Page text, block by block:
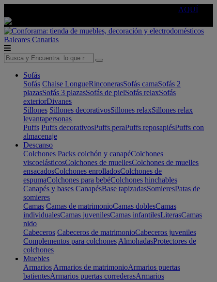
AQUÍ
Baleares Canarias
Sofás
Sofás Chaise LongueRinconerasSofás camaSofás 2
plazasSofás 3 plazasSofás de pielSofás relaxSofás
exteriorDivanes
Sillones Sillones decorativosSillones relaxSillones relax
levantapersonas
Puffs Puffs decorativosPuffs peraPuffs reposapiésPuffs con
almacenaje
Descanso
Colchones Packs colchón y canapéColchones
viscoelásticosColchones de muellesColchones de muelles
ensacadosColchones enrolladosColchones de
espumaColchones para bebéColchones hinchables
Canapés y bases CanapésBase tapizadasSomieresPatas de
somieres
Camas Camas de matrimonioCamas doblesCamas
individualesCamas juvenilesCamas infantilesLiterasCamas
nido
Cabeceros Cabeceros de matrimonioCabeceros juveniles
Complementos para colchones AlmohadasProtectores de
colchones
Muebles
Armarios Armarios de matrimonioArmarios puertas
batientesArmarios puertas correderasArmarios